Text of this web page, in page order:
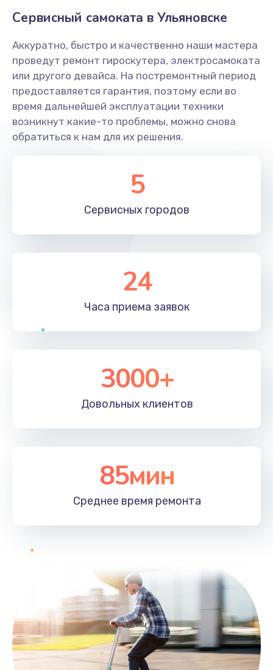
Сервисный самоката в Ульяновске
Аккуратно, быстро и качественно наши мастера
проведут ремонт гироскутера, электросамоката
или другого девайса. На постремонтный период
предоставляется гарантия, поэтому если во
время дальнейшей эксплуатации техники
возникнут какие-то проблемы, можно снова
обратиться к нам для их решения.
5
Сервисных городов
24
Часа приема заявок
3000+
Довольных клиентов
85мин
Среднее время ремонта